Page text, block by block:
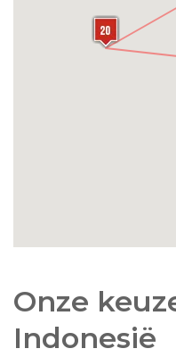
ontspannen sfeer,
Onze
Indonesië